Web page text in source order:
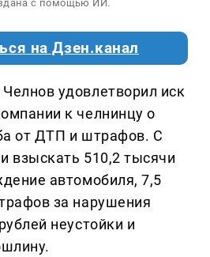
с помощью ИИ.
на Дзен.канал
удовлетворил иск
к челнинцу о
от ДТП и штрафов. С
взыскать 510,2 тысячи
автомобиля, 7,5
за нарушения
неустойки и